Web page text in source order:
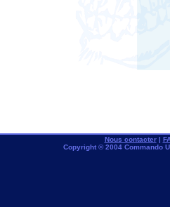
Nous contacter|
Copyright © 2004 Commando